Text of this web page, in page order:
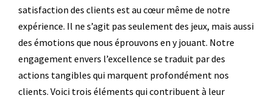
satisfaction des clients est au cœur même de notre
expérience. Il ne s’agit pas seulement des jeux, mais aussi
des émotions que nous éprouvons en y jouant. Notre
engagement envers l’excellence se traduit par des
actions tangibles qui marquent profondément nos
clients. Voici trois éléments qui contribuent à leur